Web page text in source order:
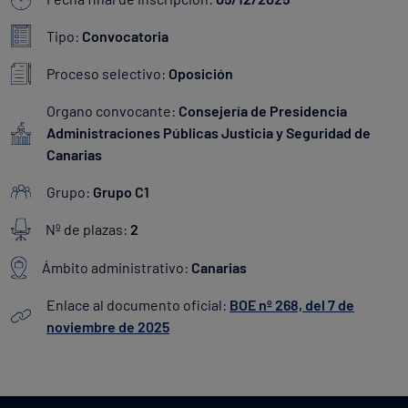
Tipo: Convocatoria
Proceso selectivo: Oposición
Organo convocante: Consejería de Presidencia
Administraciones Públicas Justicia y Seguridad de
Canarias
Grupo: Grupo C1
Nº de plazas: 2
Ámbito administrativo: Canarias
Enlace al documento oficial: BOE nº 268, del 7 de
noviembre de 2025